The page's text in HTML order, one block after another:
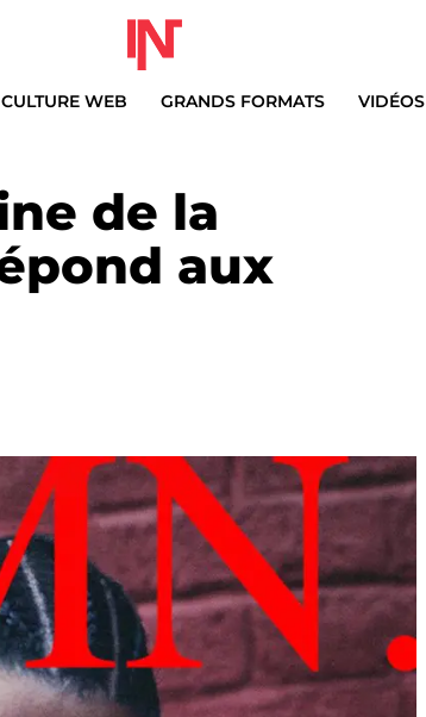
CULTURE WEB GRANDS FORMATS VIDÉOS
de la
aux